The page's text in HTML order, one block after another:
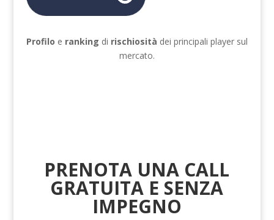
Profilo e ranking di rischiosità dei principali player sul
mercato.
PRENOTA UNA CALL
GRATUITA E SENZA
IMPEGNO